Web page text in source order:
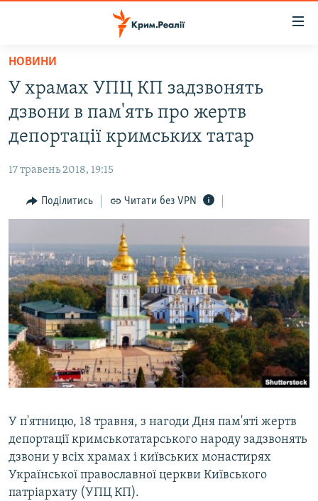
Перейти
основного
матеріалу
до
основної
навігації
Перейти
до
ВОДА.КРИМ
ВІДЕО ТА ФОТО
БЛОГИ
ПОГЛЯД
ВСЕ ЗА ДЕНЬ
СПЕЦПРОЕКТИ
ДЕПОРТАЦІЯ
ВІДЕОУРОКИ «ELIFBE»
СВІДЧЕННЯ ОКУПАЦІЇ
УКРАЇНСЬКА ПРОБЛЕМА КРИМУ
ЯК ОБІЙТИ БЛОКУВАННЯ
Русский
Qırımtatar
Усі сайти RFE/RL
НОВИНИ
У храмах УПЦ КП задзвонять
дзвони в пам'ять про жертв
депортації кримських татар
17 травень 2018, 19:15
Поділитись Читати без VPN
У п'ятницю, 18 травня, з нагоди Дня пам'яті жертв
депортації кримськотатарського народу задзвонять
дзвони у всіх храмах і київських монастирях
Української православної церкви Київського
патріархату (УПЦ КП).